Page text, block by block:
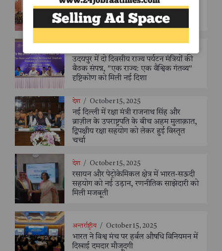
भव्य मेज़बानी, राष्ट्रपति मुर्मु ने कहा - "शांति
ऐसा बीज बने, जिससे दुनिया को सुरक्षित
बचपन और सौहार्दपूर्ण समाज मिले"
उदयपुर में दो दिवसीय राज्य पर्यटन मंत्रियों की
बैठक संपन्न, "एक राज्य: एक वैश्विक गंतव्य"
दृष्टिकोण को मिली नई दिशा
देश / October 15, 2025
नई दिल्ली में रक्षा मंत्री राजनाथ सिंह और
ब्राज़ील के उपराष्ट्रपति के बीच अहम मुलाक़ात,
द्विपक्षीय रक्षा सहयोग को लेकर हुई विस्तृत
चर्चा
देश / October 15, 2025
रसायन और पेट्रोकेमिकल क्षेत्र में भारत-सऊदी
सहयोग को नई उड़ान, रणनीतिक साझेदारी को
मिली मजबूती
अन्तर्राष्ट्रीय / October 15, 2025
भारत ने विश्व मंच पर हर्बल औषधि विनियमन में
दिखाई दमदार मौजूदगी